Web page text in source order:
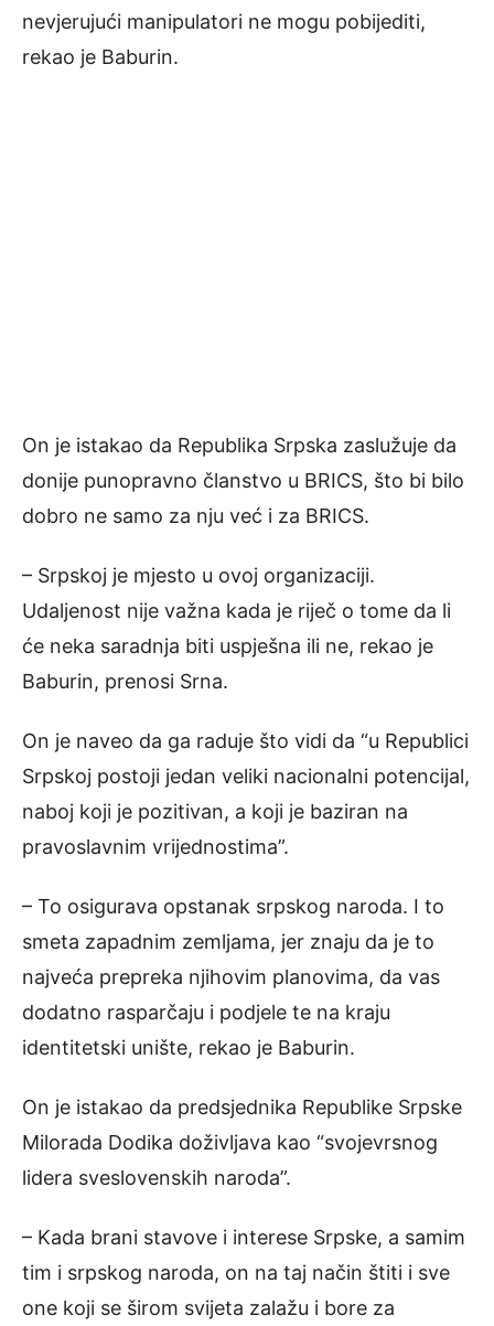
nevjerujući manipulatori ne mogu pobijediti,
rekao je Baburin.
On je istakao da Republika Srpska zaslužuje da
donije punopravno članstvo u BRICS, što bi bilo
dobro ne samo za nju već i za BRICS.
– Srpskoj je mjesto u ovoj organizaciji.
Udaljenost nije važna kada je riječ o tome da li
će neka saradnja biti uspješna ili ne, rekao je
Baburin, prenosi Srna.
On je naveo da ga raduje što vidi da “u Republici
Srpskoj postoji jedan veliki nacionalni potencijal,
naboj koji je pozitivan, a koji je baziran na
pravoslavnim vrijednostima”.
– To osigurava opstanak srpskog naroda. I to
smeta zapadnim zemljama, jer znaju da je to
najveća prepreka njihovim planovima, da vas
dodatno rasparčaju i podjele te na kraju
identitetski unište, rekao je Baburin.
On je istakao da predsjednika Republike Srpske
Milorada Dodika doživljava kao “svojevrsnog
lidera sveslovenskih naroda”.
– Kada brani stavove i interese Srpske, a samim
tim i srpskog naroda, on na taj način štiti i sve
one koji se širom svijeta zalažu i bore za